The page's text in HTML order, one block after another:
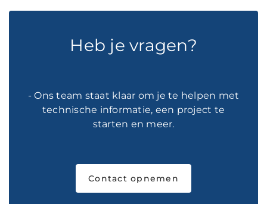
Heb je vragen?
- Ons team staat klaar om je te helpen met
technische informatie, een project te
starten en meer.
Contact opnemen